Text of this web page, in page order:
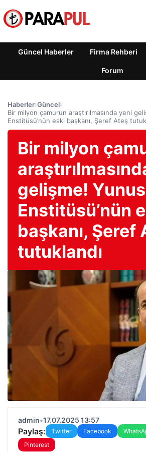
Güncel Haberler Firma Rehberi
Forum
Haberler›Güncel›
Bir milyon çamurun araştırılmasında yeni
Enstitüsü’nün eski başkanı, Şeref Ateş
Bir milyon
gelişme!
Enstitüsü’nün
başkanı, Şeref
tutuklandı
admin•17.07.2025 13:57
Paylaş: Twitter Facebook
Pinterest